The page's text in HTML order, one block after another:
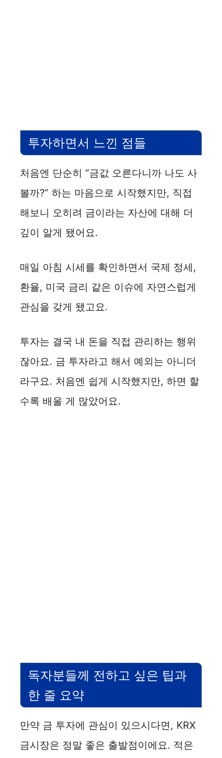
투자하면서 느낀 점들
처음엔 단순히 “금값 오른다니까 나도 사
볼까?” 하는 마음으로 시작했지만, 직접
해보니 오히려 금이라는 자산에 대해 더
깊이 알게 됐어요.
매일 아침 시세를 확인하면서 국제 정세,
환율, 미국 금리 같은 이슈에 자연스럽게
관심을 갖게 됐고요.
투자는 결국 내 돈을 직접 관리하는 행위
잖아요. 금 투자라고 해서 예외는 아니더
라구요. 처음엔 쉽게 시작했지만, 하면 할
수록 배울 게 많았어요.
독자분들께 전하고 싶은 팁과
한 줄 요약
만약 금 투자에 관심이 있으시다면, KRX
금시장은 정말 좋은 출발점이에요. 적은